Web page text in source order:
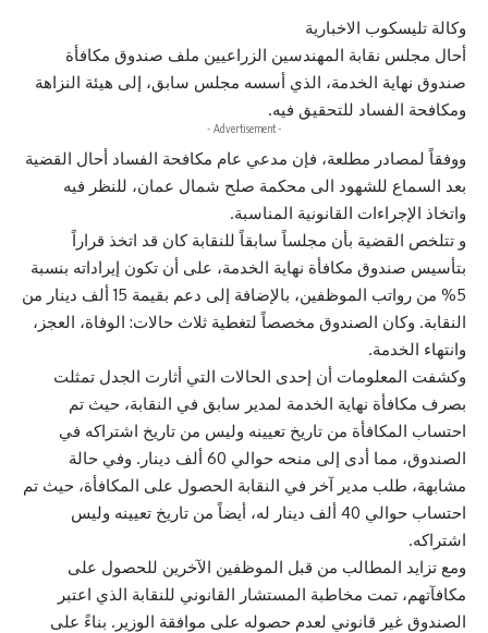
وكالة تليسكوب الاخبارية
أحال مجلس نقابة المهندسين الزراعيين ملف صندوق مكافأة
صندوق نهاية الخدمة، الذي أسسه مجلس سابق، إلى هيئة النزاهة
ومكافحة الفساد للتحقيق فيه.
- Advertisement -
ووفقاً لمصادر مطلعة، فإن مدعي عام مكافحة الفساد أحال القضية
بعد السماع للشهود الى محكمة صلح شمال عمان، للنظر فيه
واتخاذ الإجراءات القانونية المناسبة.
و تتلخص القضية بأن مجلساً سابقاً للنقابة كان قد اتخذ قراراً
بتأسيس صندوق مكافأة نهاية الخدمة، على أن تكون إيراداته بنسبة
5% من رواتب الموظفين، بالإضافة إلى دعم بقيمة 15 ألف دينار من
النقابة. وكان الصندوق مخصصاً لتغطية ثلاث حالات: الوفاة، العجز،
وانتهاء الخدمة.
وكشفت المعلومات أن إحدى الحالات التي أثارت الجدل تمثلت
بصرف مكافأة نهاية الخدمة لمدير سابق في النقابة، حيث تم
احتساب المكافأة من تاريخ تعيينه وليس من تاريخ اشتراكه في
الصندوق، مما أدى إلى منحه حوالي 60 ألف دينار. وفي حالة
مشابهة، طلب مدير آخر في النقابة الحصول على المكافأة، حيث تم
احتساب حوالي 40 ألف دينار له، أيضاً من تاريخ تعيينه وليس
اشتراكه.
ومع تزايد المطالب من قبل الموظفين الآخرين للحصول على
مكافآتهم، تمت مخاطبة المستشار القانوني للنقابة الذي اعتبر
الصندوق غير قانوني لعدم حصوله على موافقة الوزير. بناءً على